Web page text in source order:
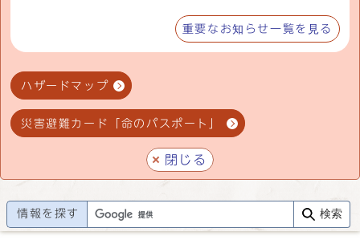
重要なお知らせ一覧を見る
ハザードマップ
災害避難カード「命のパスポート」
閉じる
情報を探す 検索